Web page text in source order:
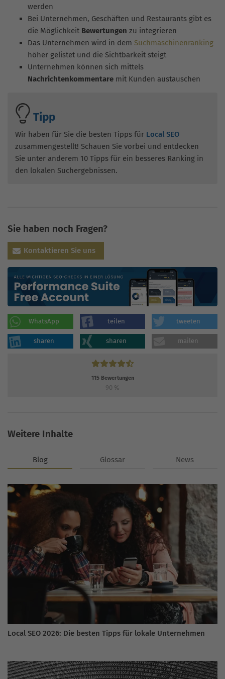
werden
Bei Unternehmen, Geschäften und Restaurants gibt es
die Möglichkeit Bewertungen zu integrieren
Das Unternehmen wird in dem Suchmaschinenranking
höher gelistet und die Sichtbarkeit steigt
Unternehmen können sich mittels
Nachrichtenkommentare mit Kunden austauschen
Tipp
Wir haben für Sie die besten Tipps für Local SEO
zusammengestellt! Schauen Sie vorbei und entdecken
Sie unter anderem 10 Tipps für ein besseres Ranking in
den lokalen Suchergebnissen.
Sie haben noch Fragen?
Kontaktieren Sie uns
WhatsApp teilen tweeten
sharen sharen mailen
115Bewertungen
90 %
Weitere Inhalte
Blog Glossar News
Local SEO 2026: Die besten Tipps für lokale Unternehmen